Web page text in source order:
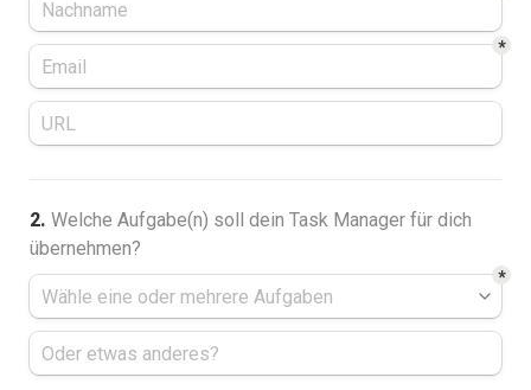
*
2. Welche Aufgabe(n) soll dein Task Manager für dich
*